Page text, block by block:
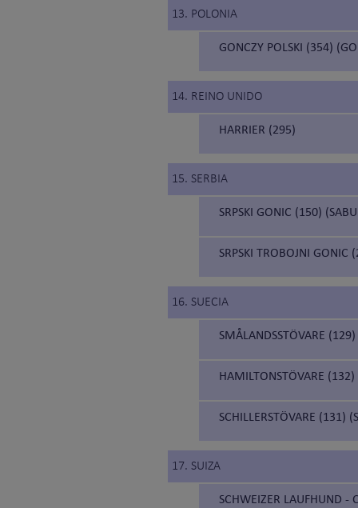
13. POLONIA
GONCZY POLSKI (354)
14. REINO UNIDO
HARRIER (295)
15. SERBIA
SRPSKI GONIC (150)
SRPSKI TROBOJNI GONIC
16. SUECIA
SMÅLANDSSTÖVARE
HAMILTONSTÖVARE
SCHILLERSTÖVARE (131)
17. SUIZA
SCHWEIZER LAUFHUND -